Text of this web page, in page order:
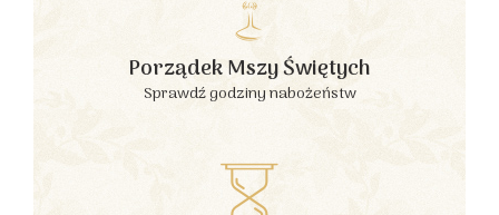
Porządek Mszy Świętych
Sprawdź godziny nabożeństw